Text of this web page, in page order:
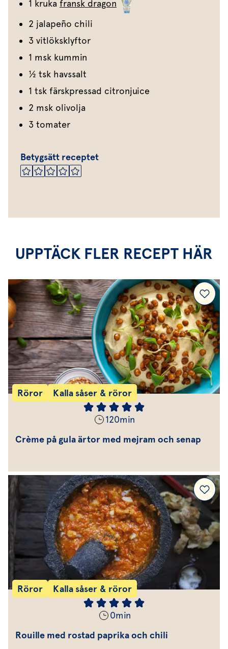
1 kruka fransk dragon
2 jalapeño chili
3 vitlöksklyftor
1 msk kummin
½ tsk havssalt
1 tsk färskpressad citronjuice
2 msk olivolja
3 tomater
Betygsätt receptet
UPPTÄCK FLER RECEPT HÄR
Röror Kalla såser & röror
120min
Crème på gula ärtor med mejram och senap
Röror Kalla såser & röror
0min
Rouille med rostad paprika och chili